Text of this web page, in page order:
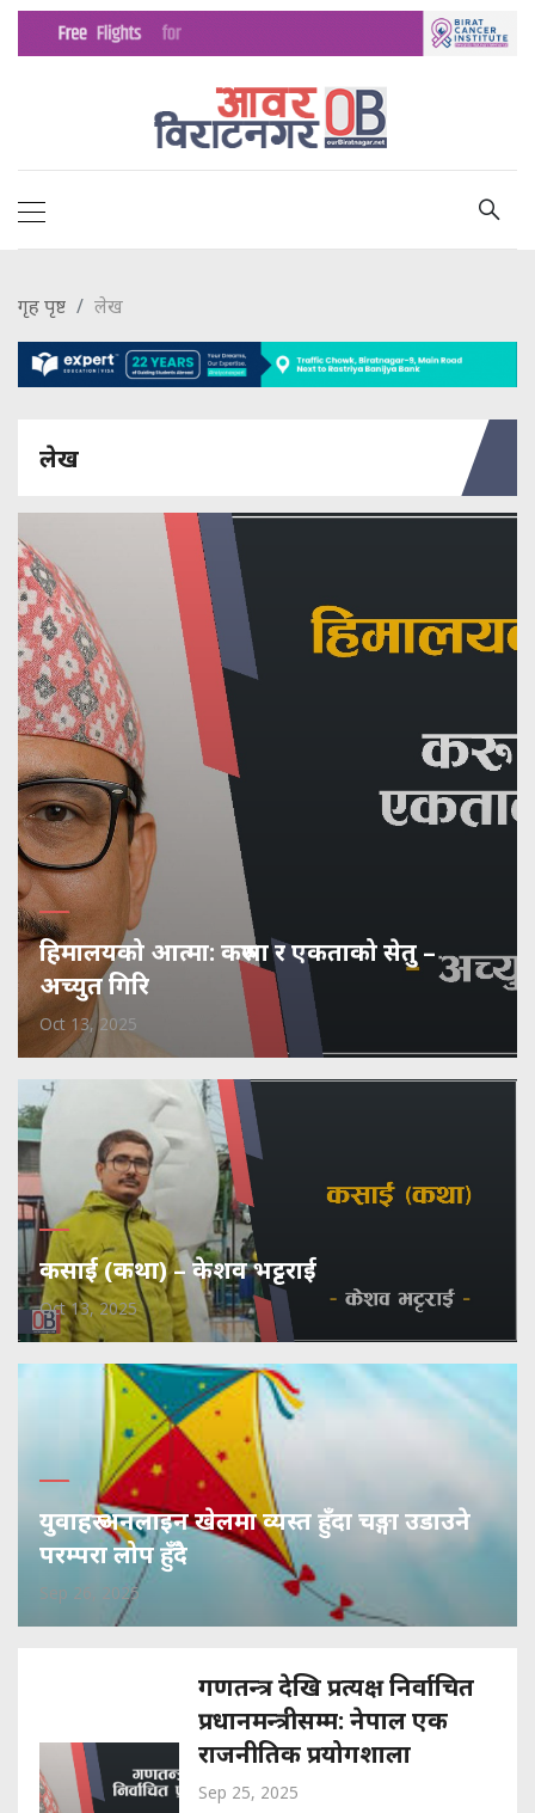
गृह पृष्ट लेख
लेख
हिमालयको आत्मा: करुणा र एकताको सेतु –
अच्युत गिरि
Oct 13, 2025
कसाई (कथा) – केशव भट्टराई
Oct 13, 2025
युवाहरु अनलाइन खेलमा व्यस्त हुँदा चङ्गा उडाउने
परम्परा लोप हुँदै
Sep 26, 2025
गणतन्त्र देखि प्रत्यक्ष निर्वाचित
प्रधानमन्त्रीसम्म: नेपाल एक
राजनीतिक प्रयोगशाला
Sep 25, 2025